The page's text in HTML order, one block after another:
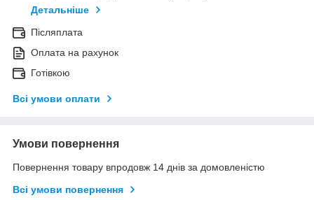
Детальніше
Післяплата
Оплата на рахунок
Готівкою
Всі умови оплати
Умови повернення
Повернення товару впродовж 14 днів за домовленістю
Всі умови повернення